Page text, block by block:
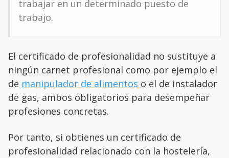
trabajar en un determinado puesto de
trabajo.
El certificado de profesionalidad no sustituye a
ningún carnet profesional como por ejemplo el
de manipulador de alimentos o el de instalador
de gas, ambos obligatorios para desempeñar
profesiones concretas.
Por tanto, si obtienes un certificado de
profesionalidad relacionado con la hostelería,